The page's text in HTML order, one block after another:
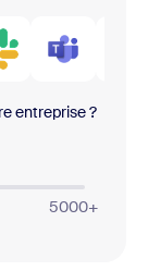
entreprise ?
5000+